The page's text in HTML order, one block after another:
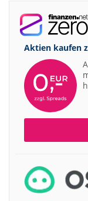
Aktien kaufen